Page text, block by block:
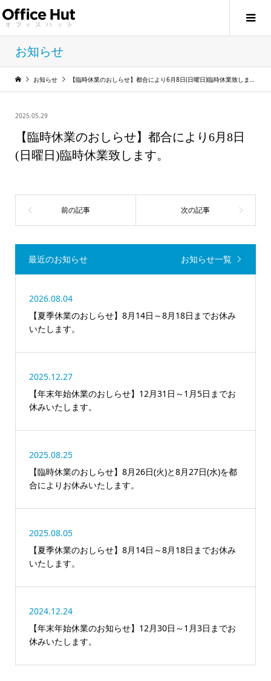
お知らせ
お知らせ 【臨時休業のおしらせ】都合により6月8日(日曜日)臨時休業致します。
2025.05.29
【臨時休業のおしらせ】都合により6月8日
(日曜日)臨時休業致します。
最近のお知らせ お知らせ一覧
2026.08.04
【夏季休業のおしらせ】8月14日～8月18日までお休み
いたします。
2025.12.27
【年末年始休業のおしらせ】12月31日～1月5日までお
休みいたします。
2025.08.25
【臨時休業のおしらせ】8月26日(火)と8月27日(水)を都
合によりお休みいたします。
2025.08.05
【夏季休業のおしらせ】8月14日～8月18日までお休み
いたします。
2024.12.24
【年末年始休業のお知らせ】12月30日～1月3日までお
休みいたします。